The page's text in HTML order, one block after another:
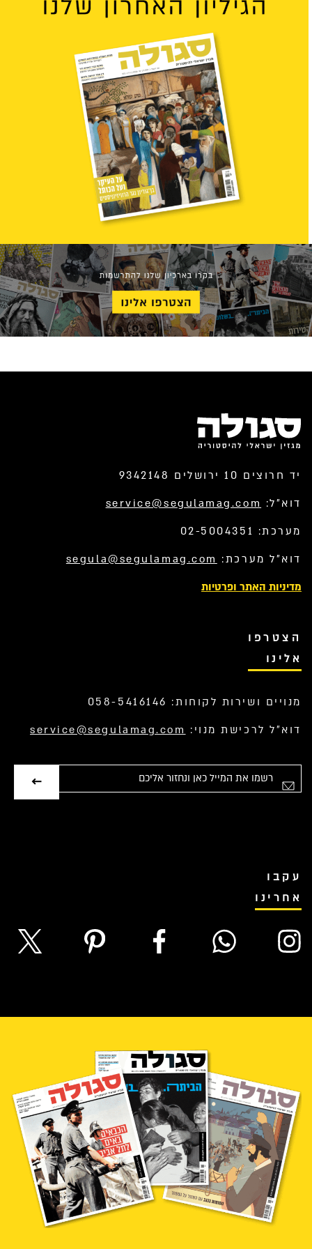
יד חרוצים 10 ירושלים 9342148
דוא”ל: service@segulamag.com
מערכת: 02-5004351
דוא”ל מערכת: segula@segulamag.com
מדיניות האתר ופרטיות
הצטרפו
אלינו
מנויים ושירות לקוחות: 058-5416146
דוא”ל לרכישת מנוי: service@segulamag.com
עקבו
אחרינו